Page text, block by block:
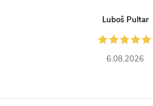
Luboš Pultar
6.08.2026